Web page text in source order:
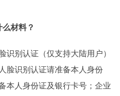
材料？
别认证（仅支持大陆用户）
脸识别认证请准备本人身份
本人身份证及银行卡号；企业